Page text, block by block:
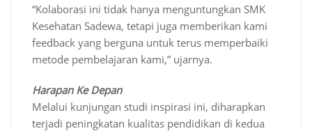
“Kolaborasi ini tidak hanya menguntungkan SMK
Kesehatan Sadewa, tetapi juga memberikan kami
feedback yang berguna untuk terus memperbaiki
metode pembelajaran kami,” ujarnya.
Harapan Ke Depan
Melalui kunjungan studi inspirasi ini, diharapkan
terjadi peningkatan kualitas pendidikan di kedua